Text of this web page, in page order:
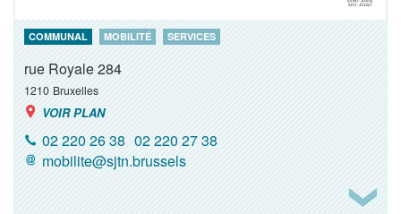
COMMUNAL MOBILITÉ SERVICES
rue Royale 284
1210 Bruxelles
VOIR PLAN
02 220 26 38 02 220 27 38
mobilite@sjtn.brussels